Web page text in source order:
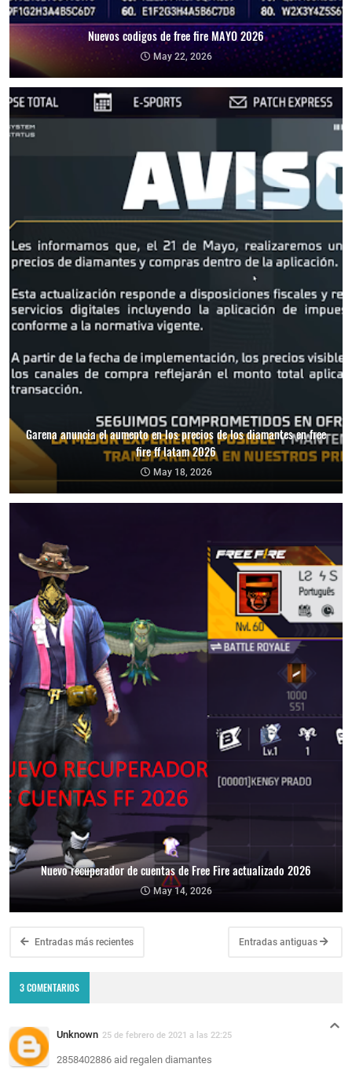
Nuevos codigos de free fire MAYO 2026
May 22, 2026
Garena anuncia el aumento en los precios de los diamantes en free
fire ff latam 2026
May 18, 2026
Nuevo recuperador de cuentas de Free Fire actualizado 2026
May 14, 2026
Entradas más recientes Entradas antiguas
3 COMENTARIOS
Unknown 25 de febrero de 2021 a las 22:25
2858402886 aid regalen diamantes